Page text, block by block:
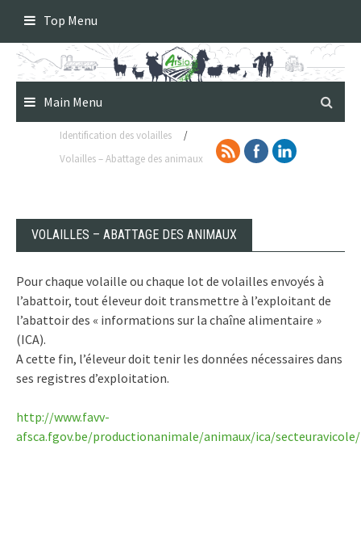
content
Top Menu
Main Menu
Identification des volailles
/
Volailles – Abattage des animaux
VOLAILLES – ABATTAGE DES ANIMAUX
Pour chaque volaille ou chaque lot de volailles envoyés à
l’abattoir, tout éleveur doit transmettre à l’exploitant de
l’abattoir des « informations sur la chaîne alimentaire »
(ICA).
A cette fin, l’éleveur doit tenir les données nécessaires dans
ses registres d’exploitation.
http://www.favv-
afsca.fgov.be/productionanimale/animaux/ica/secteuravicole/